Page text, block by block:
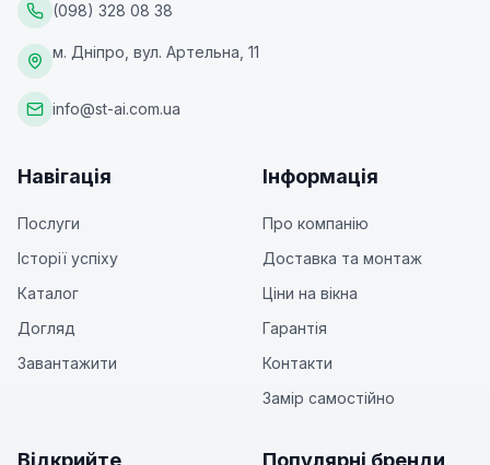
(098) 328 08 38
м. Дніпро, вул. Артельна, 11
info@st-ai.com.ua
Навігація
Послуги
Історії успіху
Каталог
Догляд
Завантажити
Інформація
Про компанію
Доставка та монтаж
Ціни на вікна
Гарантія
Контакти
Замір самостійно
Відкрийте Популярні бренди